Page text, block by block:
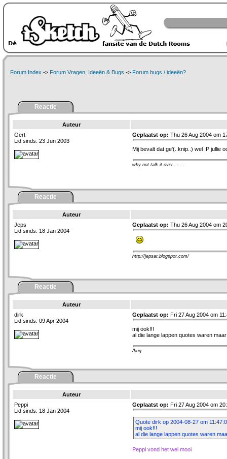
Forum Index -> Forum Vragen, Ideeën & Bugs -> Forum bugs / ideeën?
Reactie
Auteur
Gert
Lid sinds: 23 Jun 2003
Geplaatst op: Thu 26 Aug 2004 om
Mij bevalt dat ge'(..knip..) wel :P jullie
why not talk it over . . . .
Reactie
Auteur
Jeps
Lid sinds: 18 Jan 2004
Geplaatst op: Thu 26 Aug 2004 om
http://jepsar.blogspot.com/
Reactie
Auteur
dirk
Lid sinds: 09 Apr 2004
Geplaatst op: Fri 27 Aug 2004 om
mij ook!!!
al die lange lappen quotes waren
/hug
Reactie
Auteur
Peppi
Lid sinds: 18 Jan 2004
Geplaatst op: Fri 27 Aug 2004 om
Quote dirk op 2004-08-27 om
mij ook!!!
al die lange lappen quotes waren
Peppi vond het wel mooi